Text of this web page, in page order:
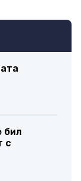
бил
с